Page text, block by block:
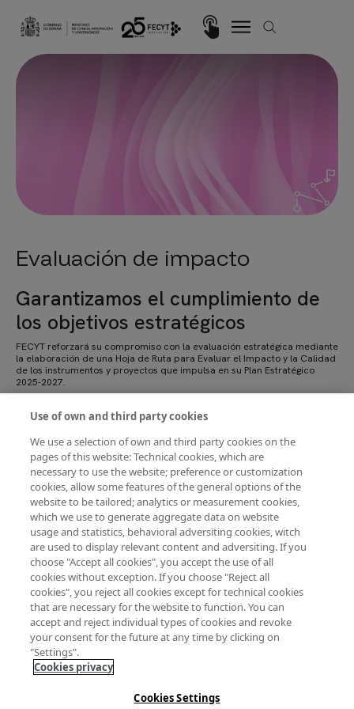
Imagen
Evaluación de impacto
Garantizamos el cumplimiento de
los objetivos estratégicos
FECYT reforzará su compromiso con la evaluación estratégica mediante
la elaboración de una Hoja de Ruta para Evaluar el Impacto y la Calidad
de los instrumentos y proyectos que impulsa en su Plan Estratégico
2025-2027.
contribuyan de manera efectiva al fortalecimiento del Sistema Español
retos sociales, económicos y ambientales actuales.
La Hoja de Ruta de Evaluación Estratégica establecerá un marco para
analizar el impacto real de las actividades de FECYT, con un enfoque
Identificar logros y áreas de mejora en la implementación de sus
instrumentos clave.
Garantizar la alineación de los proyectos con los objetivos
estratégicos de FECYT y las necesidades del ecosistema de
ciencia y tecnología en España.
Mejorar la transparencia y la rendición de cuentas ante la
sociedad y las instituciones.
Use of own and third party cookies
We use a selection of own and third party cookies on the
pages of this website: Technical cookies, which are
necessary to use the website; preference or customization
cookies, allow some features of the general options of the
website to be tailored; analytics or measurement cookies,
which we use to generate aggregate data on website
usage and statistics, behavioral adversiting cookies, witch
are used to display relevant content and adversiting. If you
choose "Accept all cookies", you accept the use of all
cookies without exception. If you choose "Reject all
cookies", you reject all cookies except for technical cookies
that are necessary for the website to function. You can
accept and reject individual types of cookies and revoke
your consent for the future at any time by clicking on
"Settings".
Cookies privacy
Cookies Settings